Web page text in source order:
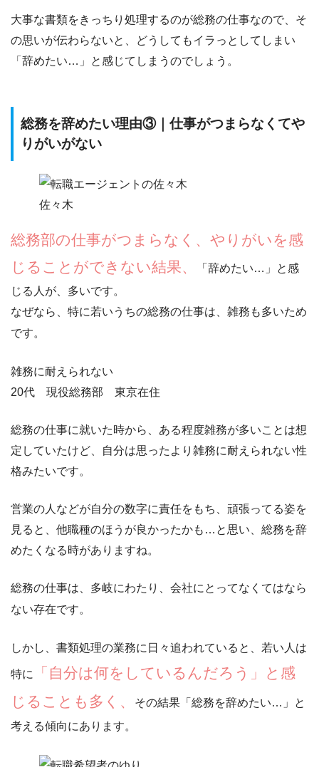
大事な書類をきっちり処理するのが総務の仕事なので、 そ
の思いが伝わらないと、どうしてもイラっとしてしまい
「 辞めたい… 」と感じてしまうのでしょう。
総務を辞めたい理由③｜仕事がつまらなくてや
りがいがない
佐々木
総務部の仕事がつまらなく、やりがいを感
じることができない結果、
「 辞めたい… 」と感
じる人が、多いです。
なぜなら、特に若いうちの総務の仕事は、雑務も多いため
です。
雑務に耐えられない
20代 現役総務部 東京在住
総務の仕事に就いた時から、ある程度雑務が多いことは想
定していたけど、
自分は思ったより雑務に耐えられない性
格みたいです。
営業の人などが自分の数字に責任をもち、頑張ってる姿を
見ると、他職種のほうが良かったかも…と思い、総務を辞
めたくなる時がありますね。
総務の仕事は、多岐にわたり、会社にとってなくてはなら
ない存在です。
しかし、書類処理の業務に日々追われていると、若い人は
特に
「自分は何をしているんだろう」と感
じることも多く、
その結果「総務を辞めたい…」と
考える傾向にあります。